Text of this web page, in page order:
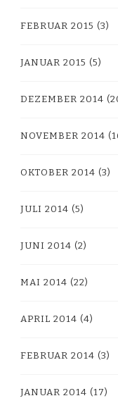
FEBRUAR 2015 (3)
JANUAR 2015 (5)
DEZEMBER 2014
NOVEMBER 2014
OKTOBER 2014 (3)
JULI 2014 (5)
JUNI 2014 (2)
MAI 2014 (22)
APRIL 2014 (4)
FEBRUAR 2014 (3)
JANUAR 2014 (17)